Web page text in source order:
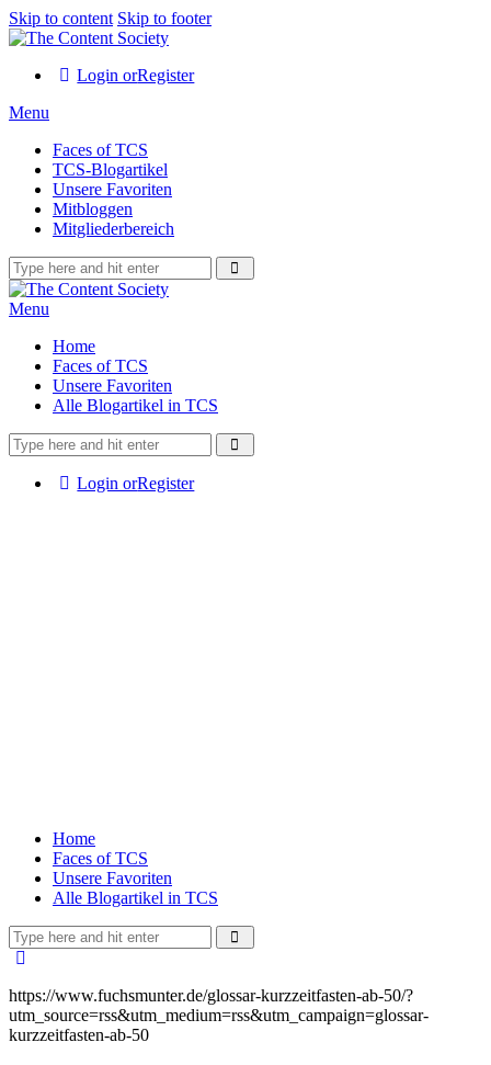
Skip to content Skip to footer
Login orRegister
Menu
Faces of TCS
TCS-Blogartikel
Unsere Favoriten
Mitbloggen
Mitgliederbereich
Menu
Home
Faces of TCS
Unsere Favoriten
Alle Blogartikel in TCS
Login orRegister
Home
Faces of TCS
Unsere Favoriten
Alle Blogartikel in TCS
https://www.fuchsmunter.de/glossar-kurzzeitfasten-ab-50/?
utm_source=rss&utm_medium=rss&utm_campaign=glossar-
kurzzeitfasten-ab-50